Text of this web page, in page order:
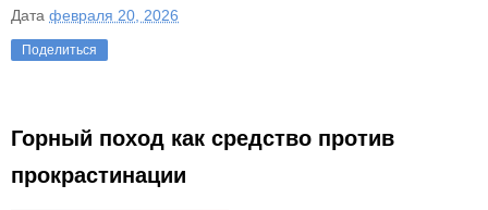
Дата февраля 20, 2026
Поделиться
Горный поход как средство против
прокрастинации